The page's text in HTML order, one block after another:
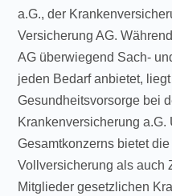
a.G., der
Versicherung AG.
AG überwiegend Sach-
jeden Bedarf anbietet,
Gesundheitsvorsorge bei
Krankenversicherung
Gesamtkonzerns bietet
Vollversicherung als auch
Mitglieder gesetzlichen